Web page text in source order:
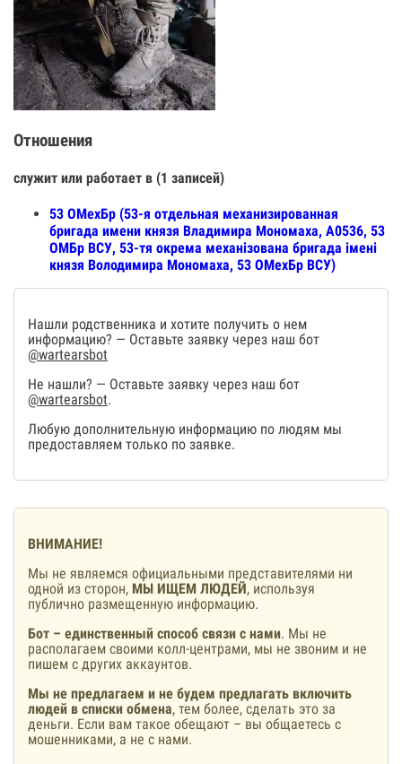
Отношения
служит или работает в (1 записей)
53 ОМехБр (53-я отдельная механизированная
бригада имени князя Владимира Мономаха, А0536, 53
ОМБр ВСУ, 53-тя окрема механізована бригада імені
князя Володимира Мономаха, 53 ОМехБр ВСУ)
Нашли родственника и хотите получить о нем
информацию? — Оставьте заявку через наш бот
@wartearsbot
Не нашли? — Оставьте заявку через наш бот
@wartearsbot.
Любую дополнительную информацию по людям мы
предоставляем только по заявке.
ВНИМАНИЕ!
Мы не являемся официальными представителями ни
одной из сторон, МЫ ИЩЕМ ЛЮДЕЙ, используя
публично размещенную информацию.
Бот – единственный способ связи с нами. Мы не
располагаем своими колл-центрами, мы не звоним и не
пишем с других аккаунтов.
Мы не предлагаем и не будем предлагать включить
людей в списки обмена, тем более, сделать это за
деньги. Если вам такое обещают – вы общаетесь с
мошенниками, а не с нами.